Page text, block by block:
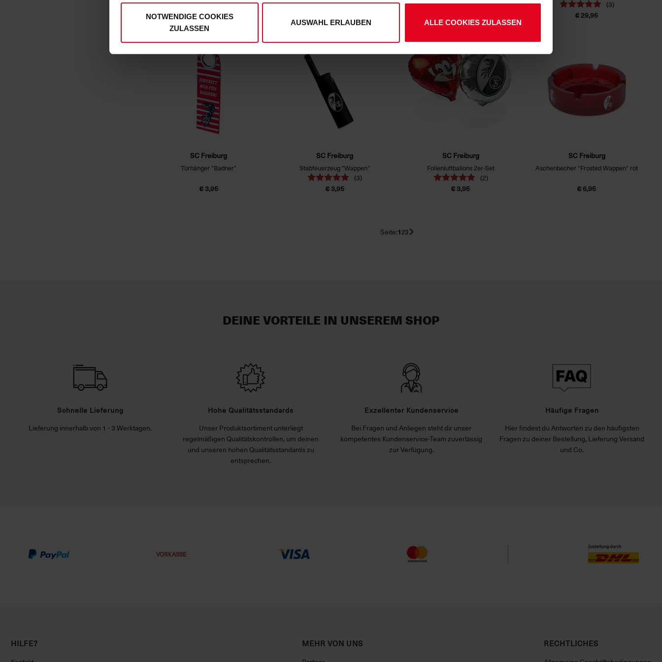
NOTWENDIGE COOKIES
ZULASSEN
AUSWAHL ERLAUBEN ALLE COOKIES ZULASSEN
(1)
€ 14,95
(6)
(3)
(3)
€ 29,95
SC Freiburg
Türhänger "Badner"
€ 3,95
SC Freiburg
Stabfeuerzeug "Wappen"
(3)
€ 3,95
SC Freiburg
Folienluftballons 2er-Set
(2)
€ 3,95
SC Freiburg
Aschenbecher "Frosted Wappen" rot
€ 6,95
Seite:123
DEINE VORTEILE IN UNSEREM SHOP
Schnelle Lieferung
Lieferung innerhalb von 1 - 3 Werktagen.
Hohe Qualitätsstandards
Unser Produktsortiment unterliegt
regelmäßigen Qualitätskontrollen, um deinen
und unseren hohen Qualitätsstandards zu
entsprechen.
Exzellenter Kundenservice
Bei Fragen und Anliegen steht dir unser
kompetentes Kundenservice-Team zuverlässig
zur Verfügung.
Häufige Fragen
Hier findest du Antworten zu den häufigsten
Fragen zu deiner Bestellung, Lieferung Versand
und Co.
VORKASSE
HILFE? MEHR VON UNS RECHTLICHES